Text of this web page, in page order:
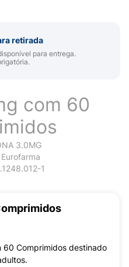
retirada
para entrega.
com 60
3.0MG
Eurofarma
1
60 Comprimidos destinado